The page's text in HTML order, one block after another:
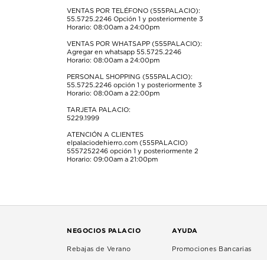
formularioformulario
de
formulario
de
formulario
de
formulario
de
envío.
VENTAS POR TELÉFONO (555PALACIO):
55.5725.2246 Opción 1 y posteriormente 3
Horario: 08:00am a 24:00pm
VENTAS POR WHATSAPP (555PALACIO):
Agregar en whatsapp 55.5725.2246
Horario: 08:00am a 24:00pm
PERSONAL SHOPPING (555PALACIO):
55.5725.2246 opción 1 y posteriormente 3
Horario: 08:00am a 22:00pm
TARJETA PALACIO:
5229.1999
ATENCIÓN A CLIENTES
elpalaciodehierro.com (555PALACIO)
5557252246 opción 1 y posteriormente 2
Horario: 09:00am a 21:00pm
NEGOCIOS PALACIO
Rebajas de Verano
AYUDA
Promociones Bancarias